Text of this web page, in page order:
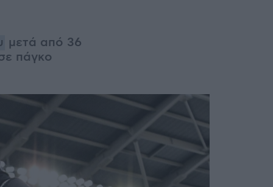
μετά από 36
πάγκο